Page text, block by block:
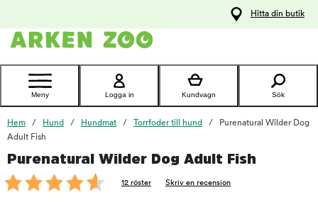
Kontakta
Hitta din butik
Meny Logga in Kundvagn Sök
Hem Hund Hundmat Torrfoder till hund
Purenatural Wilder Dog
Adult Fish
Purenatural Wilder Dog Adult Fish
12 röster Skriv en recension
foo